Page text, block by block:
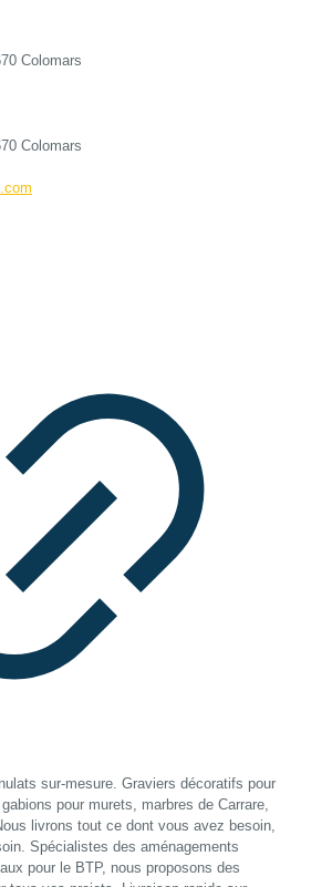
Colomars
Colomars
sur-mesure. Graviers décoratifs pour
pour murets, marbres de Carrare,
livrons tout ce dont vous avez besoin,
Spécialistes des aménagements
pour le BTP, nous proposons des